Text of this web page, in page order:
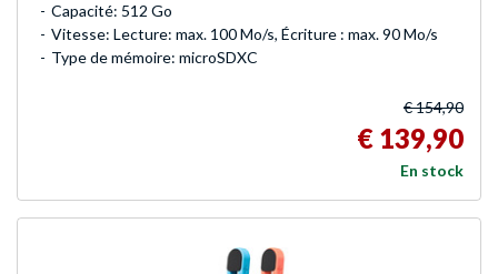
Capacité: 512 Go
Vitesse: Lecture: max. 100 Mo/s, Écriture : max. 90 Mo/s
Type de mémoire: microSDXC
€ 154,90
€ 139,90
En stock